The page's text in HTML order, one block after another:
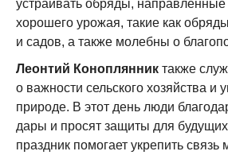
устраивать обряды,
хорошего урожая, такие как
и садов, а также молебны о
Леонтий Коноплянник также
о важности сельского хозяйства и
природе. В этот день люди
дары и просят защиты для
праздник помогает укрепить